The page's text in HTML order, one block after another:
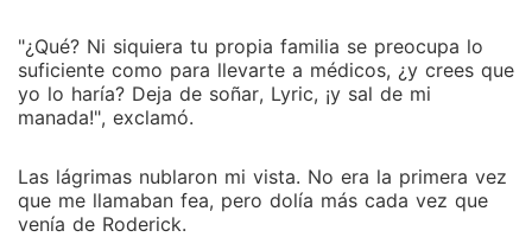
"¿Qué? Ni siquiera tu propia familia se preocupa lo
suficiente como para llevarte a médicos, ¿y crees que
yo lo haría? Deja de soñar, Lyric, ¡y sal de mi
manada!", exclamó.
Las lágrimas nublaron mi vista. No era la primera vez
que me llamaban fea, pero dolía más cada vez que
venía de Roderick.